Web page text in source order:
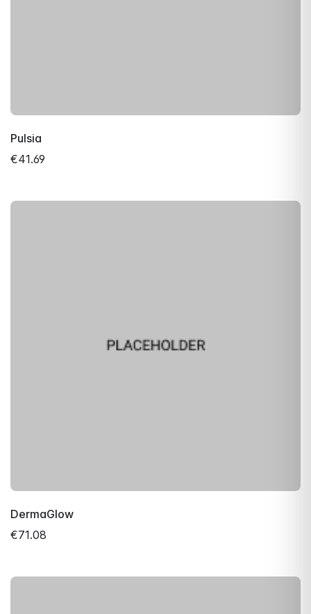
Pulsia
€41.69
DermaGlow
€71.08